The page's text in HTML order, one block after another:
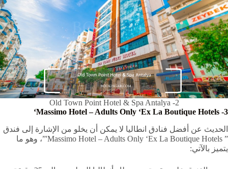
2- Old Town Point Hotel & Spa Antalya
3-
Massimo Hotel – Adults Only ‘Ex La Boutique Hotels
‘
الحديث عن أفضل فنادق انطاليا لا يمكن أن يخلو من الإشارة إلى فندق
” Massimo Hotel – Adults Only ‘Ex La Boutique Hotels'”، وهو ما
يتميز بالآتي: